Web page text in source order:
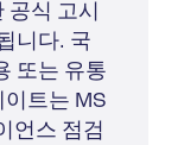
식 고시
니다. 국
또는 유통
트는 MS
언스 점검